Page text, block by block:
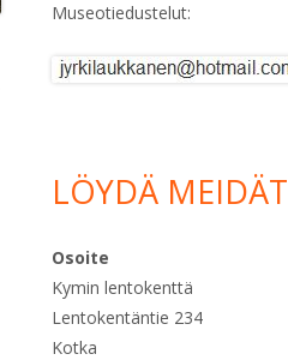
Museotiedustelut:
LÖYDÄ MEIDÄT
Osoite
Kymin lentokenttä
Lentokentäntie 234
Kotka